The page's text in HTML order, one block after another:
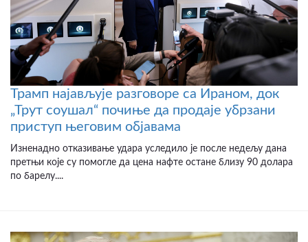
Трамп најављује разговоре са Ираном, док
„Трут соушал“ почиње да продаје убрзани
приступ његовим објавама
Изненадно отказивање удара уследило је после недељу дана
претњи које су помогле да цена нафте остане близу 90 долара
по барелу....